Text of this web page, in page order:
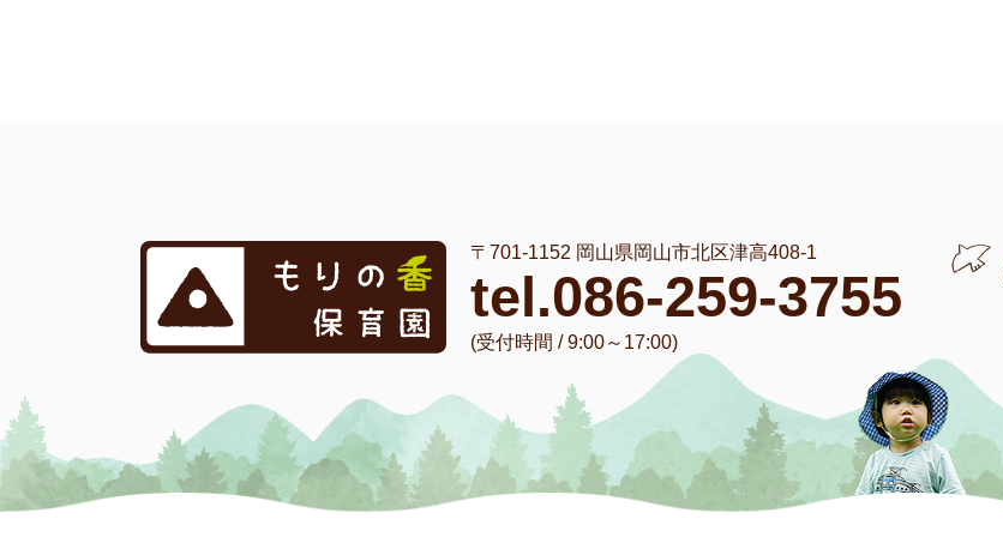
〒701-1152 岡山県岡山市北区津高408-1
tel.086-259-3755
(受付時間 / 9:00～17:00)